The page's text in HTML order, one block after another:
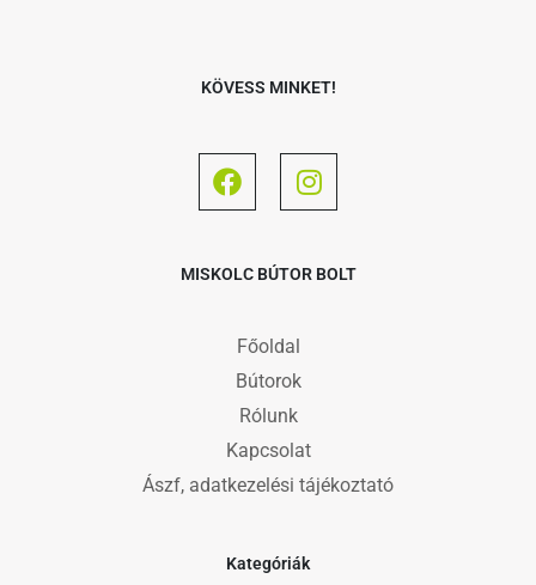
KÖVESS MINKET!
MISKOLC BÚTOR BOLT
Főoldal
Bútorok
Rólunk
Kapcsolat
Ászf, adatkezelési tájékoztató
Kategóriák